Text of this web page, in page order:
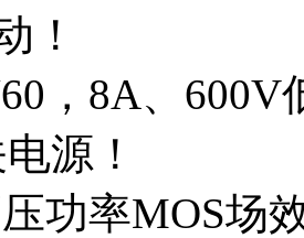
！
，8A、
源！
功率MOS场